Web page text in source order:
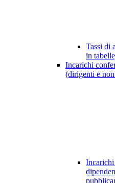
Tassi di
in
Incarichi
(dirigenti e